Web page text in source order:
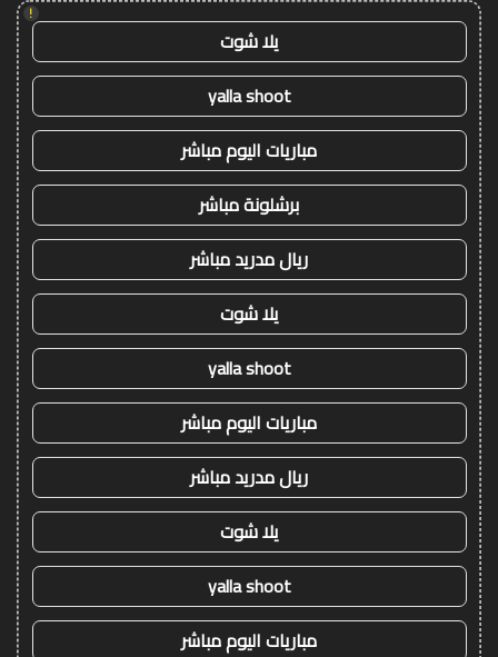
!
يلا شوت
yalla shoot
مباريات اليوم مباشر
برشلونة مباشر
ريال مدريد مباشر
يلا شوت
yalla shoot
مباريات اليوم مباشر
ريال مدريد مباشر
يلا شوت
yalla shoot
مباريات اليوم مباشر